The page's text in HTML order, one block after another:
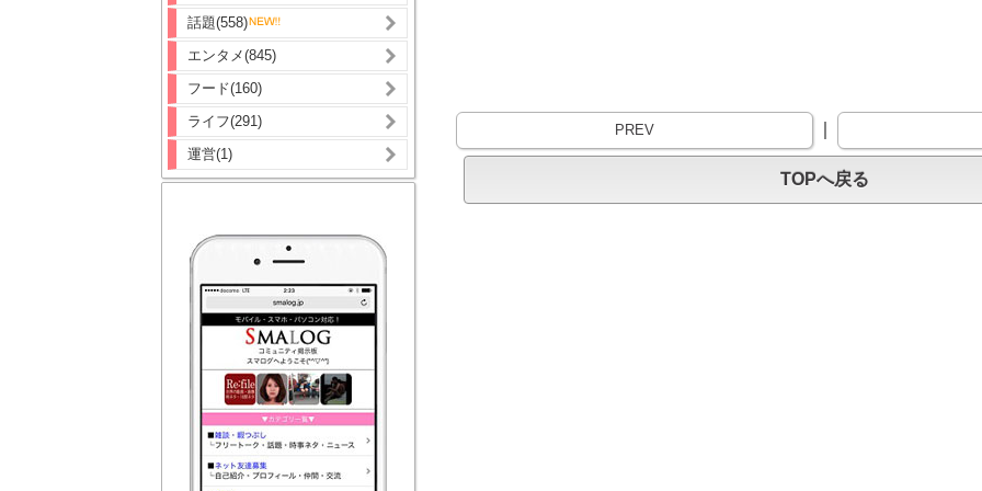
話題(558)
エンタメ(845)
フード(160)
ライフ(291)
運営(1)
PREV
TOPへ戻る